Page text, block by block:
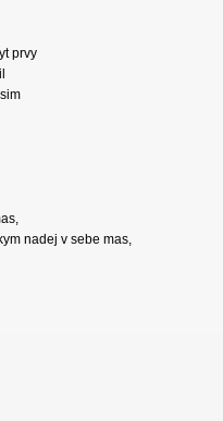
prvy
nadej v sebe mas,